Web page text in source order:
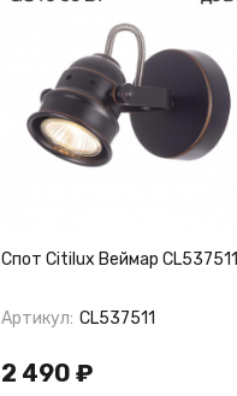
Спот Citilux Веймар CL537511
Артикул: CL537511
2 490 ₽